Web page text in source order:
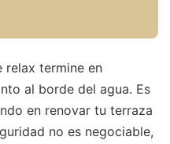
relax termine en
al borde del agua. Es
en renovar tu terraza
no es negociable,